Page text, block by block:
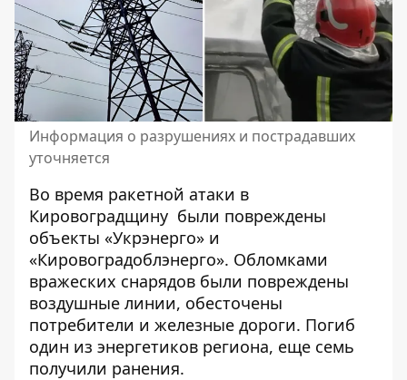
Информация о разрушениях и пострадавших
уточняется
Во время ракетной атаки в
Кировоградщину были повреждены
объекты «Укрэнерго» и
«Кировоградоблэнерго». Обломками
вражеских снарядов были повреждены
воздушные линии, обесточены
потребители и железные дороги. Погиб
один из энергетиков региона, еще семь
получили ранения.